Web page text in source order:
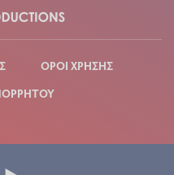
ΟΡΟΙ ΧΡΗΣΗΣ